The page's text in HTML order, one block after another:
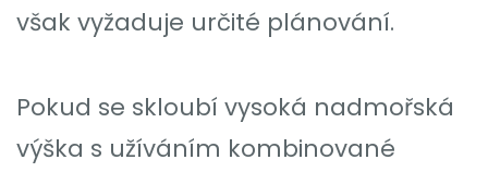
však vyžaduje určité plánování.
Pokud se skloubí vysoká nadmořská
výška s užíváním kombinované